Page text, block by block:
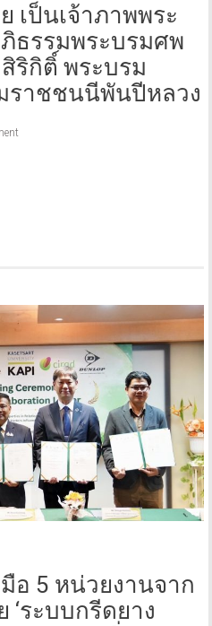
เป็นเจ้าภาพพระ
ธรรมพระบรมศพ
ริกิติ์ พระบรม
ราชชนนีพันปีหลวง
อ 5 หน่วยงานจาก
‘ระบบกรีดยาง